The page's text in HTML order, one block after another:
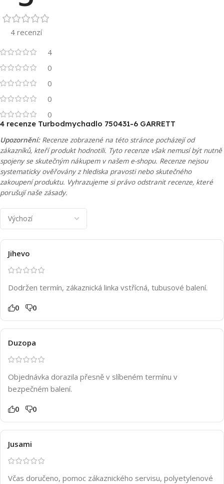
4 recenzí
4
0
0
0
0
4 recenze Turbodmychadlo 750431-6 GARRETT
Upozornění:Recenze zobrazené na této stránce pocházejí od
zákazníků, kteří produkt hodnotili. Tyto recenze však nemusí být nutně
spojeny se skutečným nákupem v našem e-shopu. Recenze nejsou
systematicky ověřovány z hlediska pravosti nebo skutečného
zakoupení produktu. Vyhrazujeme si právo odstranit recenze, které
porušují naše zásady.
Jihevo
Dodržen termín, zákaznická linka vstřícná, tubusové balení.
0 0
Duzopa
Objednávka dorazila přesně v slíbeném termínu v
bezpečném balení.
0 0
Jusami
Včas doručeno, pomoc zákaznického servisu, polyetylenové